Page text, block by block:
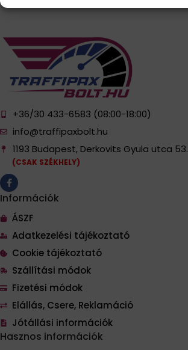
+36/30 433-6583 (08:00-18:00)
info@traffipaxbolt.hu
1193 Budapest, Derkovits Gyula utca 53.
(CSAK SZÉKHELY)
Információk
ÁSZF
Adatkezelési tájékoztató
Cookie tájékoztató
Szállítási módok
Fizetési módok
Elállás, Csere, Reklamáció
Jótállási információk
Hasznos információk